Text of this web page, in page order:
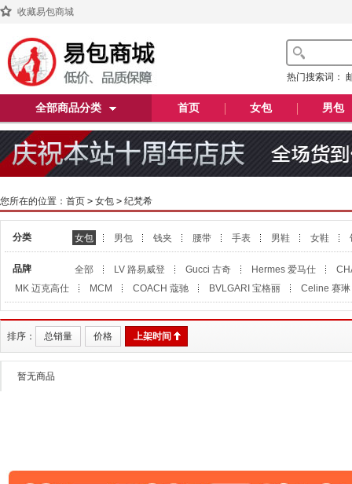
收藏易包商城
热门搜索词：
全部商品分类 首页 女包 男包
您所在的位置： 首页 > 女包 > 纪梵希
分类 女包 男包 钱夹 腰带 手表 男鞋 女鞋
品牌 全部 LV 路易威登 Gucci 古奇 Hermes 爱马仕
MK 迈克高仕
MCM COACH 蔻驰 BVLGARI 宝格丽 Celine 赛琳
排序： 总销量 价格 上架时间
暂无商品